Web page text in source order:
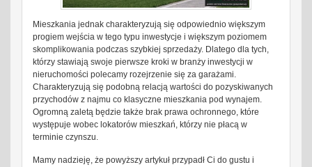
Mieszkania jednak charakteryzują się odpowiednio większym
progiem wejścia w tego typu inwestycje i większym poziomem
skomplikowania podczas szybkiej sprzedaży. Dlatego dla tych,
którzy stawiają swoje pierwsze kroki w branży inwestycji w
nieruchomości polecamy rozejrzenie się za garażami.
Charakteryzują się podobną relacją wartości do pozyskiwanych
przychodów z najmu co klasyczne mieszkania pod wynajem.
Ogromną zaletą będzie także brak prawa ochronnego, które
występuje wobec lokatorów mieszkań, którzy nie płacą w
terminie czynszu.
Mamy nadzieję, że powyższy artykuł przypadł Ci do gustu i